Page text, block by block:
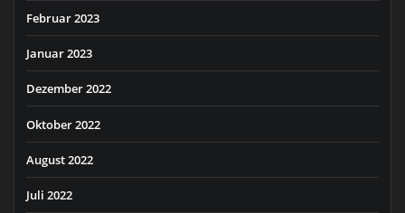
Februar 2023
Januar 2023
Dezember 2022
Oktober 2022
August 2022
Juli 2022